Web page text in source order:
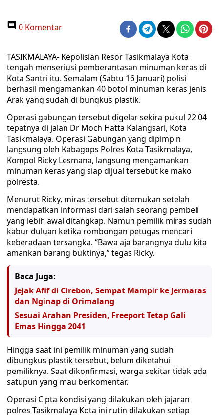
0 Komentar
TASIKMALAYA- Kepolisian Resor Tasikmalaya Kota
tengah menseriusi pemberantasan minuman keras di
Kota Santri itu. Semalam (Sabtu 16 Januari) polisi
berhasil mengamankan 40 botol minuman keras jenis
Arak yang sudah di bungkus plastik.
Operasi gabungan tersebut digelar sekira pukul 22.04
tepatnya di jalan Dr Moch Hatta Kalangsari, Kota
Tasikmalaya. Operasi Gabungan yang dipimpin
langsung oleh Kabagops Polres Kota Tasikmalaya,
Kompol Ricky Lesmana, langsung mengamankan
minuman keras yang siap dijual tersebut ke mako
polresta.
Menurut Ricky, miras tersebut ditemukan setelah
mendapatkan informasi dari salah seorang pembeli
yang lebih awal ditangkap. Namun pemilik miras sudah
kabur duluan ketika rombongan petugas mencari
keberadaan tersangka. “Bawa aja barangnya dulu kita
amankan barang buktinya,” tegas Ricky.
Baca Juga:
Jejak Afif di Cirebon, Sempat Mampir ke Jermaras
dan Nginap di Orimalang
Sesuai Arahan Presiden, Freeport Tetap Gali
Emas Hingga 2041
Hingga saat ini pemilik minuman yang sudah
dibungkus plastik tersebut, belum diketahui
pemiliknya. Saat dikonfirmasi, warga sekitar tidak ada
satupun yang mau berkomentar.
Operasi Cipta kondisi yang dilakukan oleh jajaran
polres Tasikmalaya Kota ini rutin dilakukan setiap